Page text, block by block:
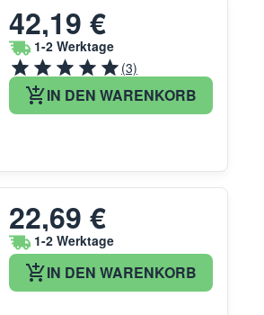
42,19 €
1-2 Werktage
(3)
IN DEN WARENKORB
22,69 €
1-2 Werktage
IN DEN WARENKORB